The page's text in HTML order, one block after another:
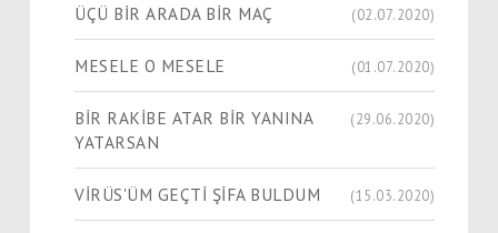
ÜÇÜ BİR ARADA BİR MAÇ (02.07.2020)
MESELE O MESELE (01.07.2020)
BİR RAKİBE ATAR BİR YANINA
YATARSAN
(29.06.2020)
VİRÜS'ÜM GEÇTİ ŞİFA BULDUM (15.03.2020)